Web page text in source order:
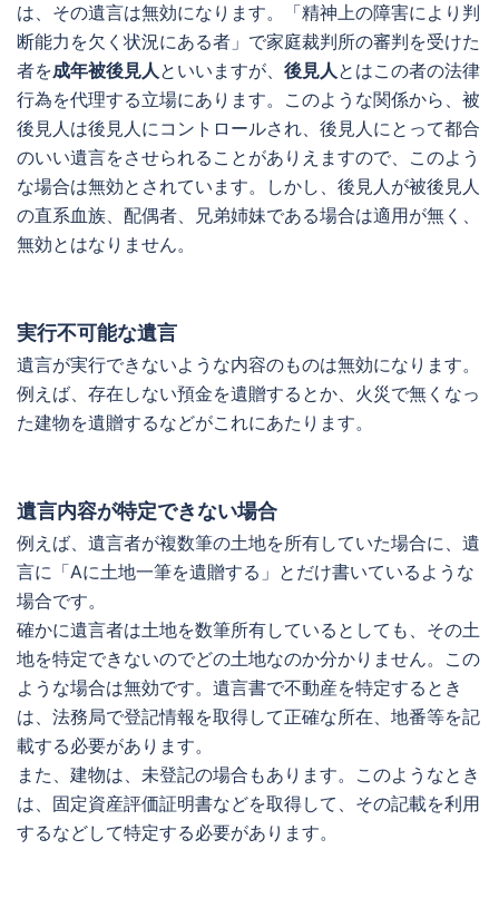
は、その遺言は無効になります。「精神上の障害により判
断能力を欠く状況にある者」で家庭裁判所の審判を受けた
者を成年被後見人といいますが、 後見人とはこの者の法律
行為を代理する立場にあります。このような関係から、被
後見人は後見人にコントロールされ、後見人にとって都合
のいい遺言をさせられることがありえますので、このよう
な場合は無効とされています。しかし、後見人が被後見人
の直系血族、配偶者、兄弟姉妹である場合は適用が無く、
無効とはなりません。
実行不可能な遺言
遺言が実行できないような内容のものは無効になります。
例えば、存在しない預金を遺贈するとか、火災で無くなっ
た建物を遺贈するなどがこれにあたります。
遺言内容が特定できない場合
例えば、遺言者が複数筆の土地を所有していた場合に、遺
言に「Aに土地一筆を遺贈する」とだけ書いているような
場合です。
確かに遺言者は土地を数筆所有しているとしても、その土
地を特定できないのでどの土地なのか分かりません。この
ような場合は無効です。遺言書で不動産を特定するとき
は、法務局で登記情報を取得して正確な所在、地番等を記
載する必要があります。
また、建物は、未登記の場合もあります。このようなとき
は、固定資産評価証明書などを取得して、その記載を利用
するなどして特定する必要があります。